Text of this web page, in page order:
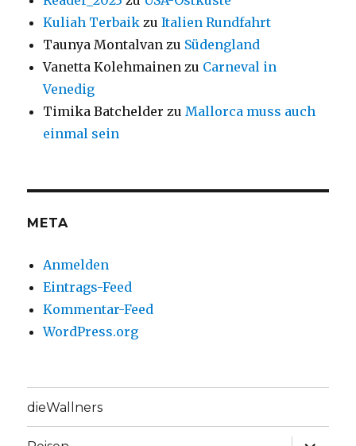
Kuliah Terbaik zuItalien Rundfahrt
Taunya Montalvan zu Südengland
Vanetta Kolehmainen zu Carneval in
Venedig
Timika Batchelder zuMallorca muss auch
einmal sein
META
Anmelden
Eintrags-Feed
Kommentar-Feed
WordPress.org
dieWallners